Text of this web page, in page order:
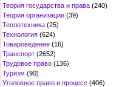
Теория государства и права (240)
Теория организации (39)
Теплотехника (25)
Технология (624)
Товароведение (16)
Транспорт (2652)
Трудовое право (136)
Туризм (90)
Уголовное право и процесс (406)